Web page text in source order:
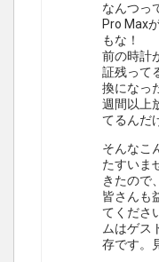
なんつっ
Pro Max
もな！
前の時計
証残って
換になっ
週間以上
てるんだ
そんなこ
たすいま
きたので
皆さんも
てくださ
ムはゲス
存です。